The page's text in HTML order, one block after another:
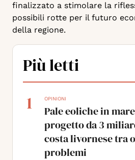
finalizzato a stimolare la
possibili rotte per il futuro
della regione.
Più letti
1
OPINIONI
Pale eoliche in
progetto da 3
costa livornese tra
problemi